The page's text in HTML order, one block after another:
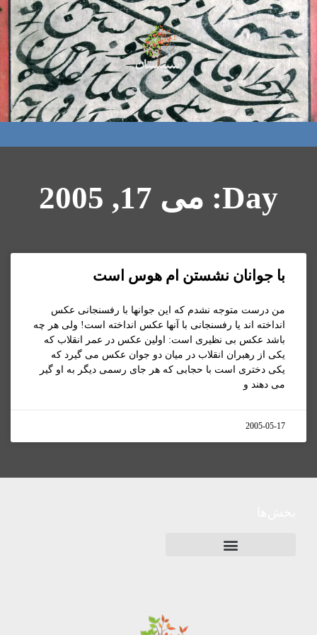
Day: می 17, 2005
با جوانان نشستن ام هوس است
من درست متوجه نشدم که اين جوانها با رفسنجانی عکس
انداخته اند يا رفسنجانی با آنها عکس انداخته است! ولی هر چه
باشد عکس بی نظيری است: اولين عکس در عمر انقلاب که
يکی از رهبران انقلاب در ميان دو جوان عکس می گيرد که
يکی دختری است با حجابی که هر جای رسمی ديگر به او گير
می دهند و
2005-05-17